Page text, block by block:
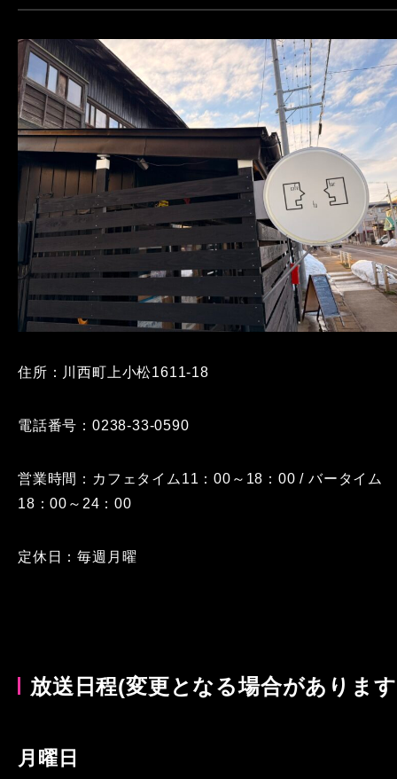
住所：川西町上小松1611-18
電話番号：0238-33-0590
営業時間：カフェタイム11：00～18：00 / バータイム
18：00～24：00
定休日：毎週月曜
放送日程(変更となる場合がありま
月曜日